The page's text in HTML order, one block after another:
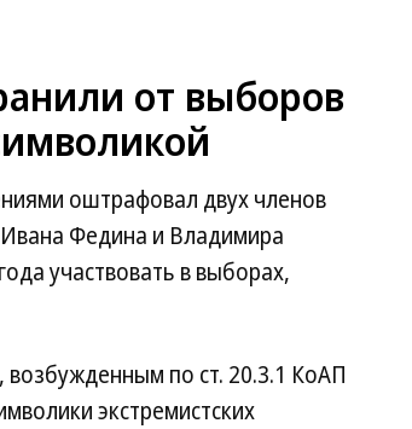
от выборов
оштрафовал двух членов
Федина и Владимира
участвовать в выборах,
по ст. 20.3.1 КоАП
экстремистских